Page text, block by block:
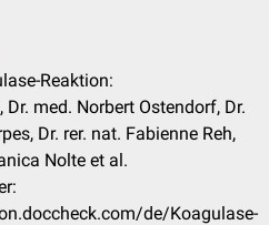
Reaktion:
Dr. med. Norbert Ostendorf, Dr.
Dr. rer. nat. Fabienne Reh,
Nolte et al.
de/Koagulase-